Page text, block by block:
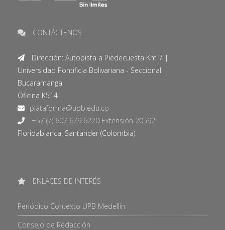
CONTÁCTENOS
Dirección: Autopista a Piedecuesta Km 7 |
Universidad Pontificia Bolivariana - Seccional
Bucaramanga
Oficina K514
+57 (7) 607 679 6220 Extensión 20592
Floridablanca, Santander (Colombia).
ENLACES DE INTERÉS
Periódico Contexto UPB Medellín
Consejo de Redacción